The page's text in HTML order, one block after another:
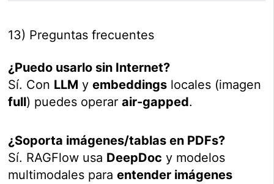
13) Preguntas frecuentes
¿Puedo usarlo sin Internet?
Sí. Con LLM yembeddings locales (imagen
full) puedes operarair-gapped.
¿Soporta imágenes/tablas en PDFs?
Sí. RAGFlow usa DeepDoc y modelos
multimodales paraentender imágenes